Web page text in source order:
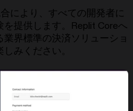
により、すべての開発者に
提供します。Replit Coreへ
界標準の決済ソリューショ
みください。